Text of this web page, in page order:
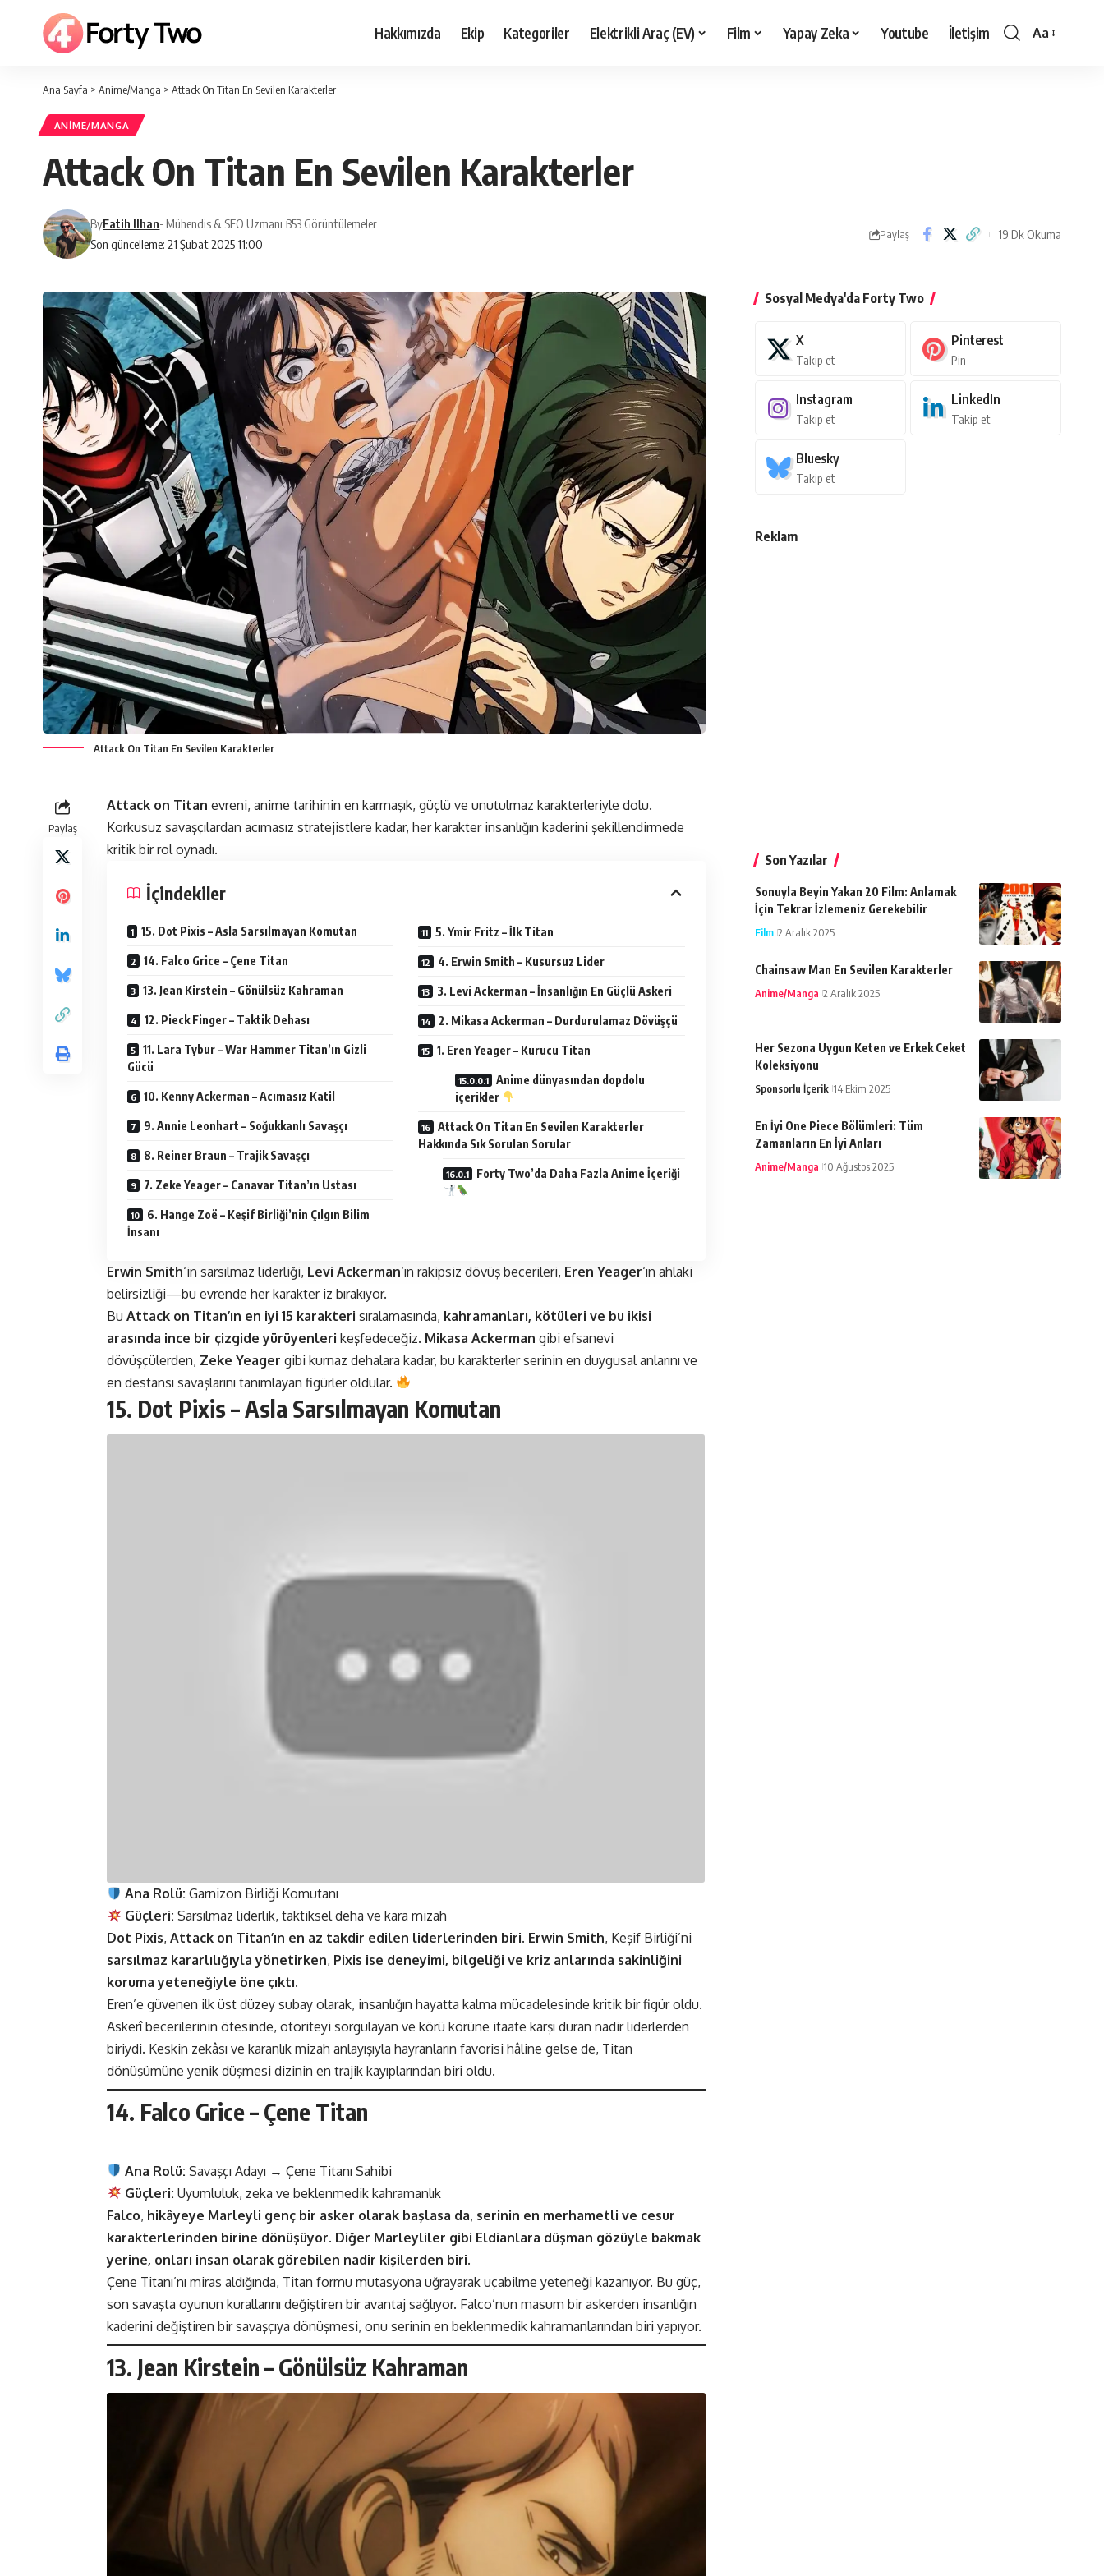
Hakkımızda Ekip Kategoriler Elektrikli Araç (EV) Film Yapay Zeka Youtube İletişim
Yazı
Aa
Ana Sayfa > Anime/Manga > Attack On Titan En Sevilen Karakterler
ANIME/MANGA
Attack On Titan En Sevilen Karakterler
Son güncelleme: 21 Şubat 2025 11:00
ByFatih Ilhan- Mühendis & SEO Uzmanı 353 Görüntülemeler
Paylaş 19 Dk Okuma
Attack On Titan En Sevilen Karakterler
Paylaş
Attack on Titan evreni, anime tarihinin en karmaşık, güçlü ve unutulmaz karakterleriyle dolu.
Korkusuz savaşçılardan acımasız stratejistlere kadar, her karakter insanlığın kaderini şekillendirmede
kritik bir rol oynadı.
İçindekiler
15. Dot Pixis – Asla Sarsılmayan Komutan
14. Falco Grice – Çene Titan
13. Jean Kirstein – Gönülsüz Kahraman
12. Pieck Finger – Taktik Dehası
11. Lara Tybur – War Hammer Titan’ın Gizli
Gücü
10. Kenny Ackerman – Acımasız Katil
9. Annie Leonhart – Soğukkanlı Savaşçı
8. Reiner Braun – Trajik Savaşçı
7. Zeke Yeager – Canavar Titan’ın Ustası
6. Hange Zoë – Keşif Birliği’nin Çılgın Bilim
İnsanı
5. Ymir Fritz – İlk Titan
4. Erwin Smith – Kusursuz Lider
3. Levi Ackerman – İnsanlığın En Güçlü Askeri
2. Mikasa Ackerman – Durdurulamaz Dövüşçü
1. Eren Yeager – Kurucu Titan
Anime dünyasından dopdolu
içerikler
Attack On Titan En Sevilen Karakterler
Hakkında Sık Sorulan Sorular
Forty Two’da Daha Fazla Anime İçeriği
Erwin Smith‘in sarsılmaz liderliği, Levi Ackerman‘ın rakipsiz dövüş becerileri, Eren Yeager‘ın ahlaki
belirsizliği—bu evrende her karakter iz bırakıyor.
Bu Attack on Titan’ın en iyi 15 karakteri sıralamasında, kahramanları, kötüleri ve bu ikisi
arasında ince bir çizgide yürüyenleri keşfedeceğiz. Mikasa Ackerman gibi efsanevi
dövüşçülerden, Zeke Yeager gibi kurnaz dehalara kadar, bu karakterler serinin en duygusal anlarını ve
en destansı savaşlarını tanımlayan figürler oldular.
15. Dot Pixis – Asla Sarsılmayan Komutan
Ana Rolü: Garnizon Birliği Komutanı
Güçleri: Sarsılmaz liderlik, taktiksel deha ve kara mizah
Dot Pixis, Attack on Titan’ın en az takdir edilen liderlerinden biri. Erwin Smith, Keşif Birliği’ni
sarsılmaz kararlılığıyla yönetirken, Pixis ise deneyimi, bilgeliği ve kriz anlarında sakinliğini
koruma yeteneğiyle öne çıktı.
Eren’e güvenen ilk üst düzey subay olarak, insanlığın hayatta kalma mücadelesinde kritik bir figür oldu.
Askerî becerilerinin ötesinde, otoriteyi sorgulayan ve körü körüne itaate karşı duran nadir liderlerden
biriydi. Keskin zekâsı ve karanlık mizah anlayışıyla hayranların favorisi hâline gelse de, Titan
dönüşümüne yenik düşmesi dizinin en trajik kayıplarından biri oldu.
14. Falco Grice – Çene Titan
Ana Rolü: Savaşçı Adayı → Çene Titanı Sahibi
Güçleri: Uyumluluk, zeka ve beklenmedik kahramanlık
Falco, hikâyeye Marleyli genç bir asker olarak başlasa da, serinin en merhametli ve cesur
karakterlerinden birine dönüşüyor. Diğer Marleyliler gibi Eldianlara düşman gözüyle bakmak
yerine, onları insan olarak görebilen nadir kişilerden biri.
Çene Titanı’nı miras aldığında, Titan formu mutasyona uğrayarak uçabilme yeteneği kazanıyor. Bu güç,
son savaşta oyunun kurallarını değiştiren bir avantaj sağlıyor. Falco’nun masum bir askerden insanlığın
kaderini değiştiren bir savaşçıya dönüşmesi, onu serinin en beklenmedik kahramanlarından biri yapıyor.
13. Jean Kirstein – Gönülsüz Kahraman
Sosyal Medya'da Forty Two
X
Takip et
Pinterest
Pin
Instagram
Takip et
LinkedIn
Takip et
Bluesky
Takip et
Reklam
Son Yazılar
Sonuyla Beyin Yakan 20 Film: Anlamak
İçin Tekrar İzlemeniz Gerekebilir
Film 2 Aralık 2025
Chainsaw Man En Sevilen Karakterler
Anime/Manga 2 Aralık 2025
Her Sezona Uygun Keten ve Erkek Ceket
Koleksiyonu
Sponsorlu İçerik 14 Ekim 2025
En İyi One Piece Bölümleri: Tüm
Zamanların En İyi Anları
Anime/Manga 10 Ağustos 2025